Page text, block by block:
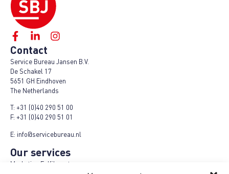
Contact
Service Bureau Jansen B.V.
De Schakel 17
5651 GH Eindhoven
The Netherlands
T: +31 (0)40 290 51 00
F: +31 (0)40 290 51 01
E: info@servicebureau.nl
Our services
Marketing Fulfilment